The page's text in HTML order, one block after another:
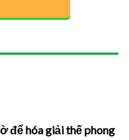
để hóa giải thế phong